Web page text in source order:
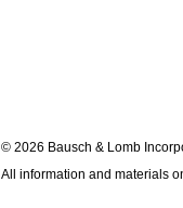
© 2026 Bausch & Lomb
All information and materials